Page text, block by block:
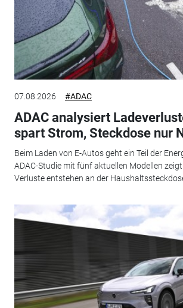
07.08.2026 #ADAC
ADAC analysiert
spart Strom, Steckdose nur
Beim Laden von E-Autos geht ein Teil der
ADAC-Studie mit fünf aktuellen Modellen
Verluste entstehen an der